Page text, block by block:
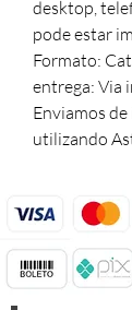
desktop,
pode estar
Formato:
entrega: Via
Enviamos
utilizando